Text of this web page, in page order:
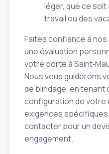
léger, que ce
travail ou des
Faites confiance à
une évaluation
votre porte à
Nous vous guiderons
de blindage, en tenant
configuration de votre
exigences
contacter pour un
engagement.